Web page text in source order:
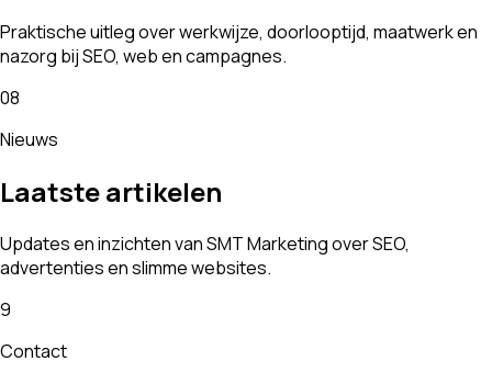
Praktische uitleg over werkwijze, doorlooptijd, maatwerk en
nazorg bij SEO, web en campagnes.
08
Nieuws
Laatste artikelen
Updates en inzichten van SMT Marketing over SEO,
advertenties en slimme websites.
9
Contact